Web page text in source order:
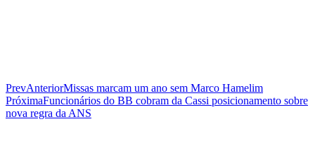
PrevAnteriorMissas marcam um ano sem Marco Hamelim
PróximaFuncionários do BB cobram da Cassi posicionamento sobre
nova regra da ANS